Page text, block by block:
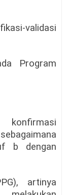
validasi
Program
konfirmasi
b dengan
artinya